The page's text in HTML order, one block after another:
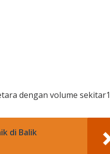
dengan volume
di Balik